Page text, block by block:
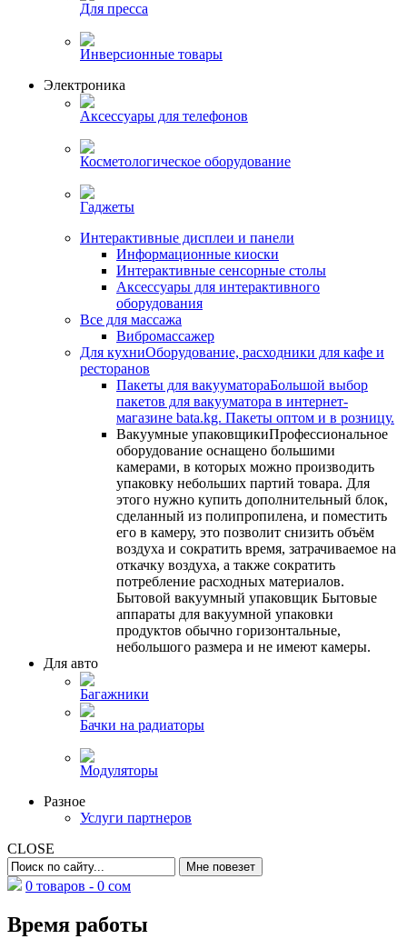
Для пресса
Инверсионные товары
Электроника
Аксессуары для телефонов
Косметологическое оборудование
Гаджеты
Интерактивные дисплеи и панели
Информационные киоски
Интерактивные сенсорные столы
Аксессуары для интерактивного
оборудования
Все для массажа
Вибромассажер
Для кухниОборудование, расходники для кафе и
ресторанов
Пакеты для вакууматораБольшой выбор
пакетов для вакууматора в интернет-
магазине bata.kg. Пакеты оптом и в розницу.
Вакуумные упаковщикиПрофессиональное
оборудование оснащено большими
камерами, в которых можно производить
упаковку небольших партий товара. Для
этого нужно купить дополнительный блок,
сделанный из полипропилена, и поместить
его в камеру, это позволит снизить объём
воздуха и сократить время, затрачиваемое на
откачку воздуха, а также сократить
потребление расходных материалов.
Бытовой вакуумный упаковщик Бытовые
аппараты для вакуумной упаковки
продуктов обычно горизонтальные,
небольшого размера и не имеют камеры.
Для авто
Багажники
Бачки на радиаторы
Модуляторы
Разное
Услуги партнеров
CLOSE
0 товаров - 0 сом
Время работы